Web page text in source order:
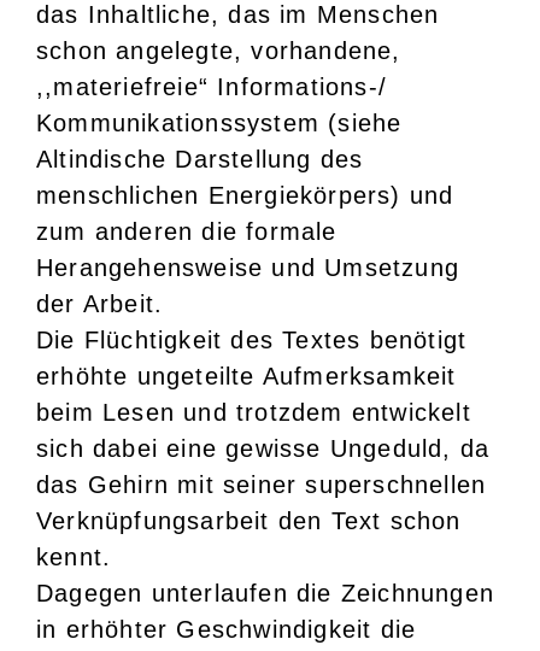
das Inhaltliche, das im Menschen
schon angelegte, vorhandene,
,,materiefreie“ Informations-/
Kommunikationssystem (siehe
Altindische Darstellung des
menschlichen Energiekörpers) und
zum anderen die formale
Herangehensweise und Umsetzung
der Arbeit.
Die Flüchtigkeit des Textes benötigt
erhöhte ungeteilte Aufmerksamkeit
beim Lesen und trotzdem entwickelt
sich dabei eine gewisse Ungeduld, da
das Gehirn mit seiner superschnellen
Verknüpfungsarbeit den Text schon
kennt.
Dagegen unterlaufen die Zeichnungen
in erhöhter Geschwindigkeit die